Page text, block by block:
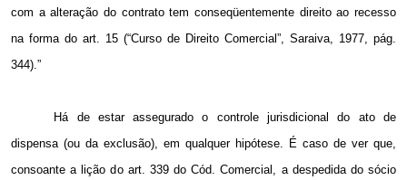
com a alteração do contrato tem conseqüentemente direito ao recesso
na forma do art. 15 (“Curso de Direito Comercial”, Saraiva, 1977, pág.
344).”
Há de estar assegurado o controle jurisdicional do ato de
dispensa (ou da exclusão), em qualquer hipótese. É caso de ver que,
consoante a lição do art. 339 do Cód. Comercial, a despedida do sócio